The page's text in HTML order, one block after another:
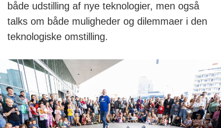
både udstilling af nye teknologier, men også
talks om både muligheder og dilemmaer i den
teknologiske omstilling.